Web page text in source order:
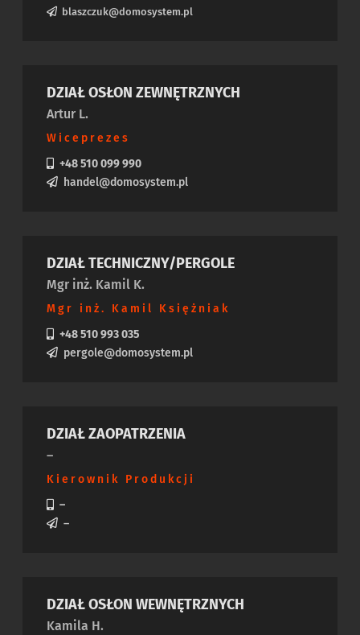
blaszczuk@domosystem.pl
DZIAŁ OSŁON ZEWNĘTRZNYCH
Artur L.
Wiceprezes
+48 510 099 990
handel@domosystem.pl
DZIAŁ TECHNICZNY/PERGOLE
Mgr inż. Kamil K.
Mgr inż. Kamil Księżniak
+48 510 993 035
pergole@domosystem.pl
DZIAŁ ZAOPATRZENIA
–
Kierownik Produkcji
–
–
DZIAŁ OSŁON WEWNĘTRZNYCH
Kamila H.